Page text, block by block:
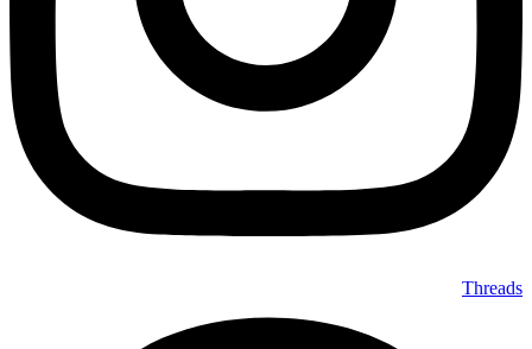
Threads